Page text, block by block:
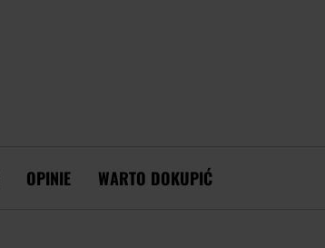
OPINIE WARTO DOKUPIĆ